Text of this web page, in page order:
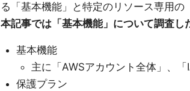
る「基本機能」と特定のリソース専用
本記事では「基本機能」について調査し
基本機能
主に「AWSアカウント全体」、
保護プラン